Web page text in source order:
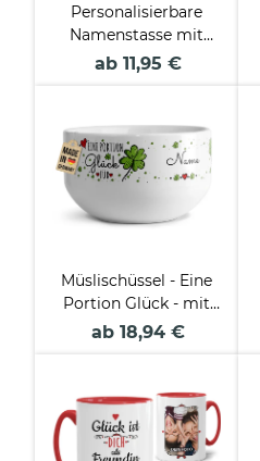
Personalisierbare
Namenstasse mit
Blumenbuchstabe
ab 11,95 €
Müslischüssel - Eine
Portion Glück - mit
Name - 500 ml
ab 18,94 €